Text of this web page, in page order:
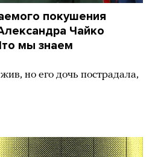
покушения
Чайко
мы знаем
но его дочь пострадала,